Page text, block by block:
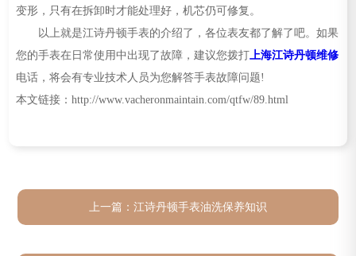
变形，只有在拆卸时才能处理好，机芯仍可修复。
以上就是江诗丹顿手表的介绍了，各位表友都了解了吧。如果
您的手表在日常使用中出现了故障，建议您拨打上海江诗丹顿维修
电话，将会有专业技术人员为您解答手表故障问题!
本文链接：http://www.vacheronmaintain.com/qtfw/89.html
上一篇： 江诗丹顿手表油洗保养知识